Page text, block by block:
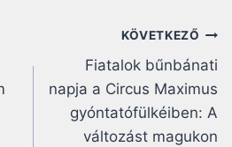
KÖVETKEZŐ
Fiatalok bűnbánati
napja a Circus Maximus
gyóntatófülkéiben: A
változást magukon